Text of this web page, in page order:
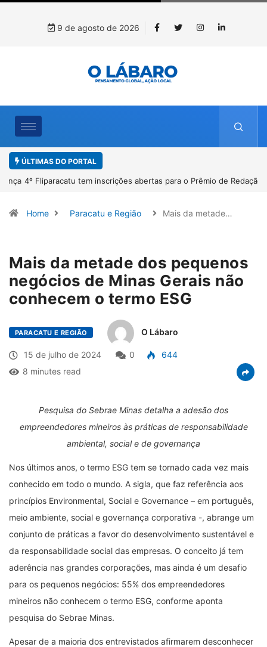
9 de agosto de 2026
ÚLTIMAS DO PORTAL
4º Fliparacatu tem inscrições abertas para o Prêmio de Redação e
Home Paracatu e Região Mais da metade…
Mais da metade dos pequenos
negócios de Minas Gerais não
conhecem o termo ESG
PARACATU E REGIÃO O Lábaro
15 de julho de 2024 0
644
8 minutes read
Pesquisa do Sebrae Minas detalha a adesão dos
empreendedores mineiros às práticas de responsabilidade
ambiental, social e de governança
Nos últimos anos, o termo ESG tem se tornado cada vez mais
conhecido em todo o mundo. A sigla, que faz referência aos
princípios Environmental, Social e Governance – em português,
meio ambiente, social e governança corporativa -, abrange um
conjunto de práticas a favor do desenvolvimento sustentável e
da responsabilidade social das empresas. O conceito já tem
aderência nas grandes corporações, mas ainda é um desafio
para os pequenos negócios: 55% dos empreendedores
mineiros não conhecem o termo ESG, conforme aponta
pesquisa do Sebrae Minas.
Apesar de a maioria dos entrevistados afirmarem desconhecer